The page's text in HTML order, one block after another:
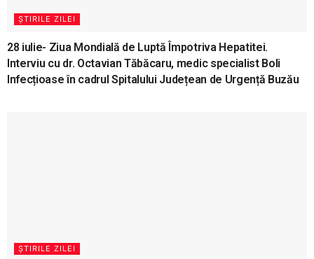
ȘTIRILE ZILEI
28 iulie- Ziua Mondială de Luptă Împotriva Hepatitei.
Interviu cu dr. Octavian Tăbăcaru, medic specialist Boli
Infecțioase în cadrul Spitalului Județean de Urgență Buzău
ȘTIRILE ZILEI